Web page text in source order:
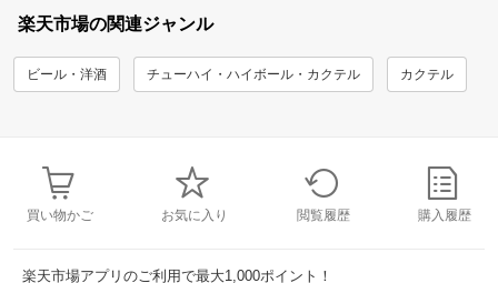
楽天市場の関連ジャンル
ビール・洋酒 チューハイ・ハイボール・カクテル カクテル
買い物かご お気に入り 閲覧履歴 購入履歴
楽天市場アプリのご利用で最大1,000ポイント！